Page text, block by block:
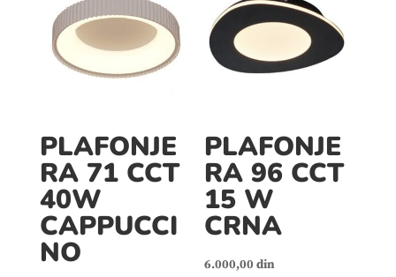
PLAFONJE
RA 71 CCT
40W
CAPPUCCI
NO
PLAFONJE
RA 96 CCT
15 W
CRNA
6.000,00 din